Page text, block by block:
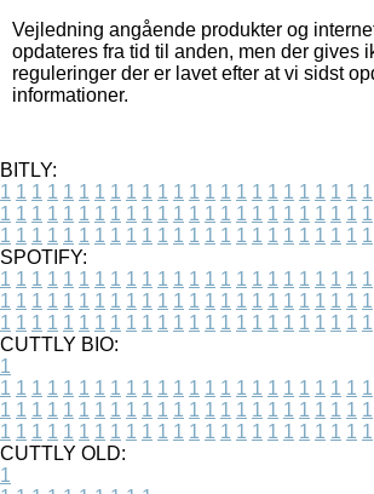
Vejledning angående produkter og
opdateres fra tid til anden, men der gives
reguleringer der er lavet efter at vi sidst
informationer.
BITLY:
1 1 1 1 1 1 1 1 1 1 1 1 1 1 1 1 1 1 1 1 1 1 1 1
1 1 1 1 1 1 1 1 1 1 1 1 1 1 1 1 1 1 1 1 1 1 1 1
1 1 1 1 1 1 1 1 1 1 1 1 1 1 1 1 1 1 1 1 1 1 1 1
SPOTIFY:
1 1 1 1 1 1 1 1 1 1 1 1 1 1 1 1 1 1 1 1 1 1 1 1
1 1 1 1 1 1 1 1 1 1 1 1 1 1 1 1 1 1 1 1 1 1 1 1
1 1 1 1 1 1 1 1 1 1 1 1 1 1 1 1 1 1 1 1 1 1 1 1
CUTTLY BIO:
1
1 1 1 1 1 1 1 1 1 1 1 1 1 1 1 1 1 1 1 1 1 1 1 1
1 1 1 1 1 1 1 1 1 1 1 1 1 1 1 1 1 1 1 1 1 1 1 1
1 1 1 1 1 1 1 1 1 1 1 1 1 1 1 1 1 1 1 1 1 1 1 1
CUTTLY OLD:
1